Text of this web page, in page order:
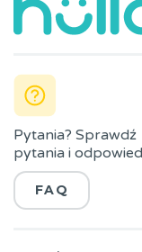
Pytania? Sprawdź
pytania i
FAQ